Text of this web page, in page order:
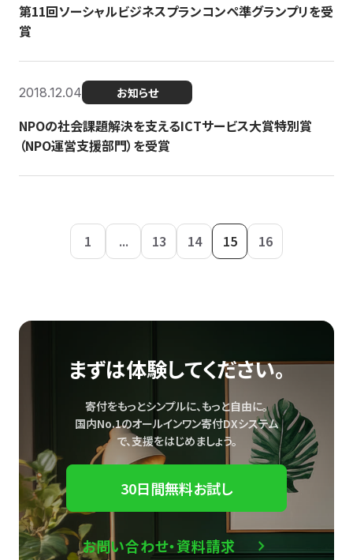
第11回ソーシャルビジネスプランコンペ準グランプリを受
賞
2018.12.04 お知らせ
NPOの社会課題解決を支えるICTサービス大賞特別賞
（NPO運営支援部門）を受賞
1 ... 13 14 15 16
まずは体験してください。
寄付をもっとシンプルに、もっと自由に。
国内No.1のオールインワン寄付DXシステム
で、支援をはじめましょう。
30日間無料お試し
お問い合わせ・資料請求